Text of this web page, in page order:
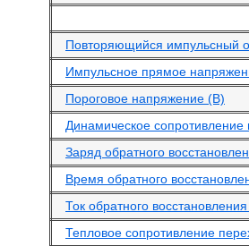
Повторяющийся импульсный
Импульсное прямое
Пороговое напряжение (В)
Динамическое
Заряд обратного
Время обратного
Ток обратного
Тепловое сопротивление